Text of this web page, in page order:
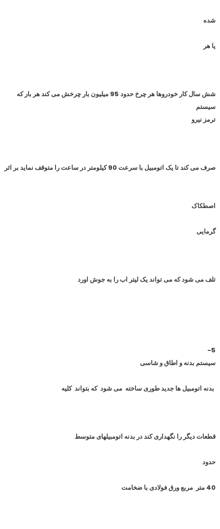
شده
یا هر
شش سال کار خودروها هر چرخ حدود 95 میلیون بار چرخش می کند هر بار که
سیستم
ترمز نیرو
صرف می کند تا یک اتومبیل با سرعت 90 کیلومتر در ساعت را متوقف نماید بر اثر
اصطکاک
گرمایی
تلف می شود که می تواند یک لیتر اب را به جوش اورد
5-
سیستم بدنه و اطاق و شاسی
بدنه اتومبیل ها جدید طوری ساخته می شود که بتواند کلیه
قطعات دیگر را نگهداری کند در بدنه اتومبیلهای متوسط
حدود
40 متر مربع ورق فولادی با ضخامت